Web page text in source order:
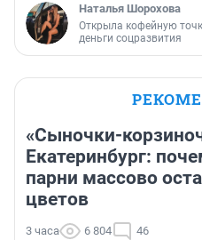
Наталья Шорохова
Открыла кофейную
деньги соцразвития
«Сыночки-
Екатеринбург:
парни массово
цветов
3 часа 6 804 46